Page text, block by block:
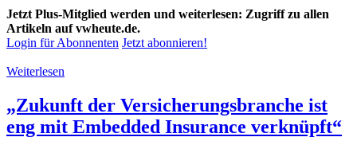
Jetzt Plus-Mitglied werden und weiterlesen: Zugriff zu allen
Artikeln auf vwheute.de.
Login für Abonnenten Jetzt abonnieren!
Weiterlesen
„Zukunft der Versicherungsbranche ist
eng mit Embedded Insurance verknüpft“